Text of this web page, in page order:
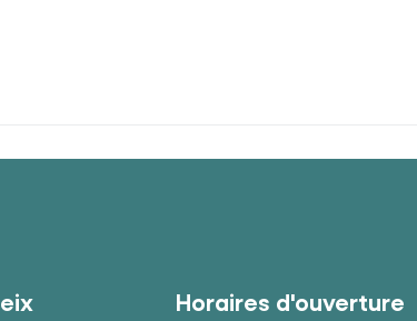
Horaires d'ouverture